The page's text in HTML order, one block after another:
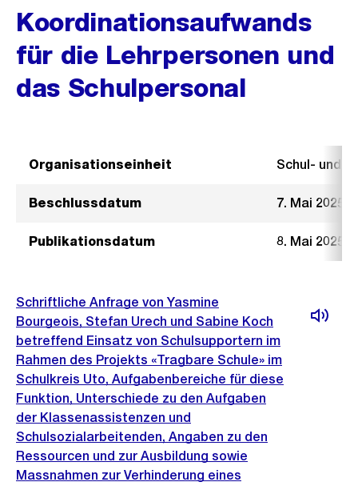
Koordinationsaufwands
für die Lehrpersonen und
das Schulpersonal
Organisationseinheit Schul- und
Beschlussdatum 7. Mai 2025
Publikationsdatum 8. Mai 2025
Schriftliche Anfrage von Yasmine
Bourgeois, Stefan Urech und Sabine Koch
betreffend Einsatz von Schulsupportern im
Rahmen des Projekts «Tragbare Schule» im
Schulkreis Uto, Aufgabenbereiche für diese
Funktion, Unterschiede zu den Aufgaben
der Klassenassistenzen und
Schulsozialarbeitenden, Angaben zu den
Ressourcen und zur Ausbildung sowie
Massnahmen zur Verhinderung eines